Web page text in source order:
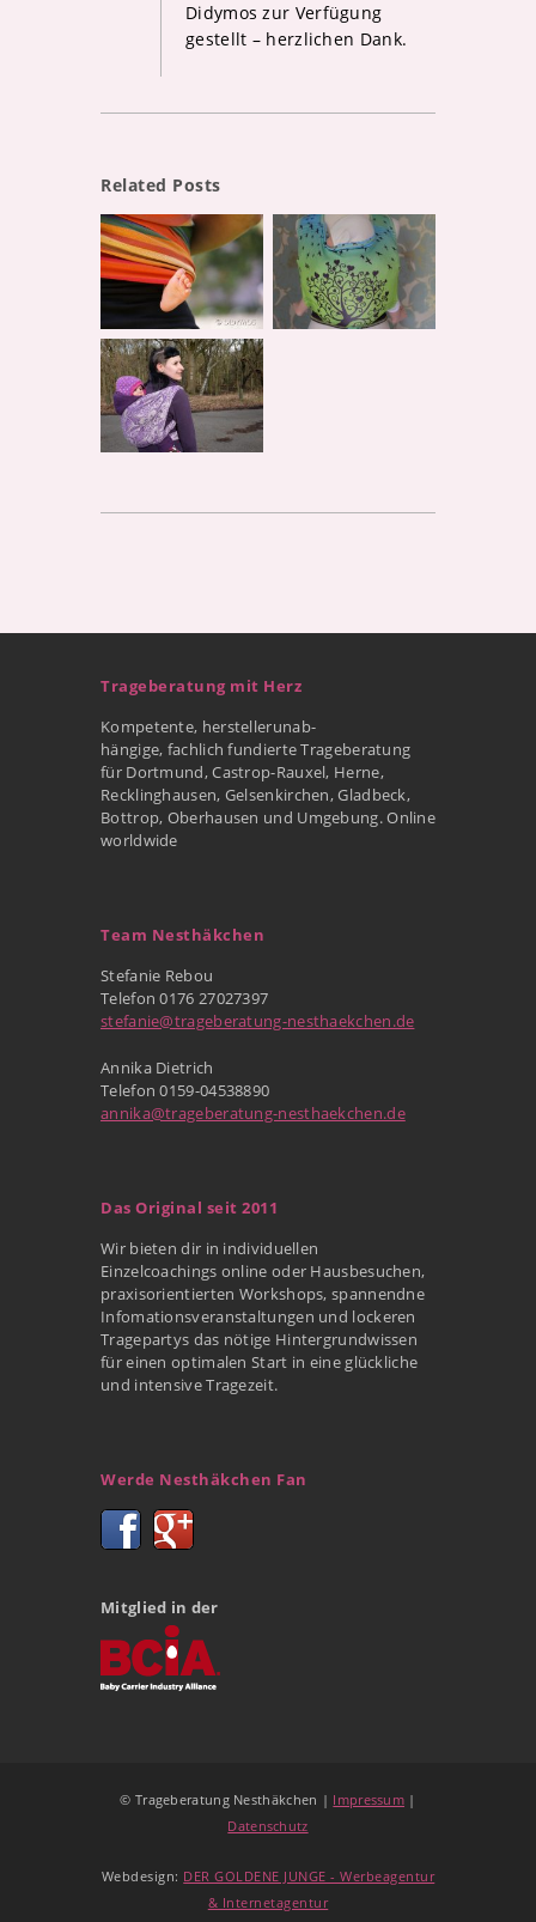
Didymos zur Verfügung
gestellt – herzlichen Dank.
Related Posts
Trageberatung mit Herz
Kompetente, herstellerunab-
hängige, fachlich fundierte Trageberatung
für Dortmund, Castrop-Rauxel, Herne,
Recklinghausen, Gelsenkirchen, Gladbeck,
Bottrop, Oberhausen und Umgebung. Online
worldwide
Team Nesthäkchen
Stefanie Rebou
Telefon 0176 27027397
stefanie@trageberatung-nesthaekchen.de
Annika Dietrich
Telefon 0159-04538890
annika@trageberatung-nesthaekchen.de
Das Original seit 2011
Wir bieten dir in individuellen
Einzelcoachings online oder Hausbesuchen,
praxisorientierten Workshops, spannendne
Infomationsveranstaltungen und lockeren
Tragepartys das nötige Hintergrundwissen
für einen optimalen Start in eine glückliche
und intensive Tragezeit.
Werde Nesthäkchen Fan
Mitglied in der
© Trageberatung Nesthäkchen | Impressum |
Datenschutz
Webdesign: DER GOLDENE JUNGE - Werbeagentur
& Internetagentur